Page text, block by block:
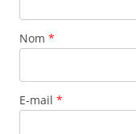
Nom *
E-mail *